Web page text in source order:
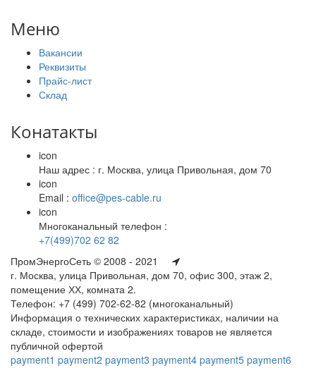
Меню
Вакансии
Реквизиты
Прайс-лист
Склад
Конатакты
icon
Наш адрес : г. Москва, улица Привольная, дом 70
icon
Email : office@pes-cable.ru
icon
Многоканальный телефон :
+7(499)702 62 82
ПромЭнергоСеть © 2008 - 2021
г. Москва, улица Привольная, дом 70, офис 300, этаж 2,
помещение ХХ, комната 2.
Телефон: +7 (499) 702-62-82 (многоканальный)
Информация о технических характеристиках, наличии на
складе, стоимости и изображениях товаров не является
публичной офертой
payment1 payment2 payment3 payment4 payment5 payment6